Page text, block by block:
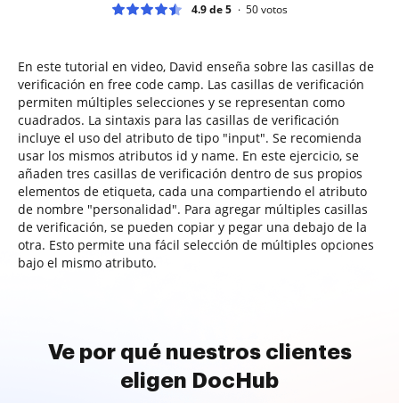
4.9 de 5 50votos
En este tutorial en video, David enseña sobre las casillas de
verificación en free code camp. Las casillas de verificación
permiten múltiples selecciones y se representan como
cuadrados. La sintaxis para las casillas de verificación
incluye el uso del atributo de tipo "input". Se recomienda
usar los mismos atributos id y name. En este ejercicio, se
añaden tres casillas de verificación dentro de sus propios
elementos de etiqueta, cada una compartiendo el atributo
de nombre "personalidad". Para agregar múltiples casillas
de verificación, se pueden copiar y pegar una debajo de la
otra. Esto permite una fácil selección de múltiples opciones
bajo el mismo atributo.
Ve por qué nuestros clientes
eligen DocHub